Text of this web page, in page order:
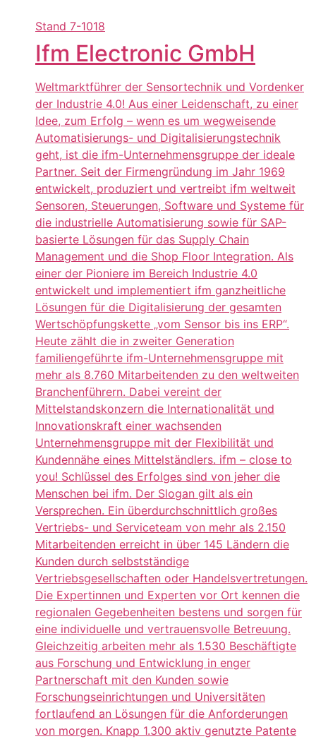
Stand 7-1018
Ifm Electronic GmbH
Weltmarktführer der Sensortechnik und Vordenker
der Industrie 4.0! Aus einer Leidenschaft, zu einer
Idee, zum Erfolg – wenn es um wegweisende
Automatisierungs- und Digitalisierungstechnik
geht, ist die ifm-Unternehmensgruppe der ideale
Partner. Seit der Firmengründung im Jahr 1969
entwickelt, produziert und vertreibt ifm weltweit
Sensoren, Steuerungen, Software und Systeme für
die industrielle Automatisierung sowie für SAP-
basierte Lösungen für das Supply Chain
Management und die Shop Floor Integration. Als
einer der Pioniere im Bereich Industrie 4.0
entwickelt und implementiert ifm ganzheitliche
Lösungen für die Digitalisierung der gesamten
Wertschöpfungskette „vom Sensor bis ins ERP“.
Heute zählt die in zweiter Generation
familiengeführte ifm-Unternehmensgruppe mit
mehr als 8.760 Mitarbeitenden zu den weltweiten
Branchenführern. Dabei vereint der
Mittelstandskonzern die Internationalität und
Innovationskraft einer wachsenden
Unternehmensgruppe mit der Flexibilität und
Kundennähe eines Mittelständlers. ifm – close to
you! Schlüssel des Erfolges sind von jeher die
Menschen bei ifm. Der Slogan gilt als ein
Versprechen. Ein überdurchschnittlich großes
Vertriebs- und Serviceteam von mehr als 2.150
Mitarbeitenden erreicht in über 145 Ländern die
Kunden durch selbstständige
Vertriebsgesellschaften oder Handelsvertretungen.
Die Expertinnen und Experten vor Ort kennen die
regionalen Gegebenheiten bestens und sorgen für
eine individuelle und vertrauensvolle Betreuung.
Gleichzeitig arbeiten mehr als 1.530 Beschäftigte
aus Forschung und Entwicklung in enger
Partnerschaft mit den Kunden sowie
Forschungseinrichtungen und Universitäten
fortlaufend an Lösungen für die Anforderungen
von morgen. Knapp 1.300 aktiv genutzte Patente